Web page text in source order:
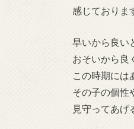
感じておりま
早いから良い
おそいから良
この時期には
その子の個性
見守ってあげ